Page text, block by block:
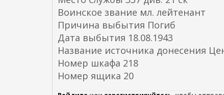
Воинское звание мл. лейтенант
Причина выбытия Погиб
Дата выбытия 18.08.1943
Название источника донесения
Номер шкафа 218
Номер ящика 20